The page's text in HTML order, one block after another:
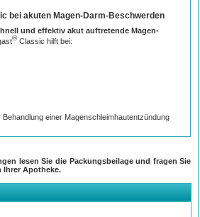
bei akuten Magen-Darm-Beschwerden
und effektiv akut auftretende Magen-
®Classic hilft bei:
einer Magenschleimhautentzündung
typischerweise durch kurzfristige Faktoren wie
Darm-Infekte, hormonelle Schwankungen oder
in Magen und Darm zugrunde.
funktionellen und motilitätsbedingten
lesen Sie die Packungsbeilage und fragen Sie
Ihrer Apotheke.